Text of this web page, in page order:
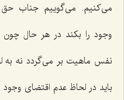
مى‌كنیم. مى‌گوییم جناب حق
وجود را بكند در هر حال
نفس ماهیت بر مى‌گردد نه به
باید در لحاظ عدم اقتضاى